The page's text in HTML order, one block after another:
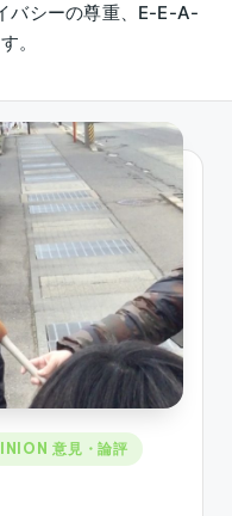
バシーの尊重、E-E-A-
。
意見・論評